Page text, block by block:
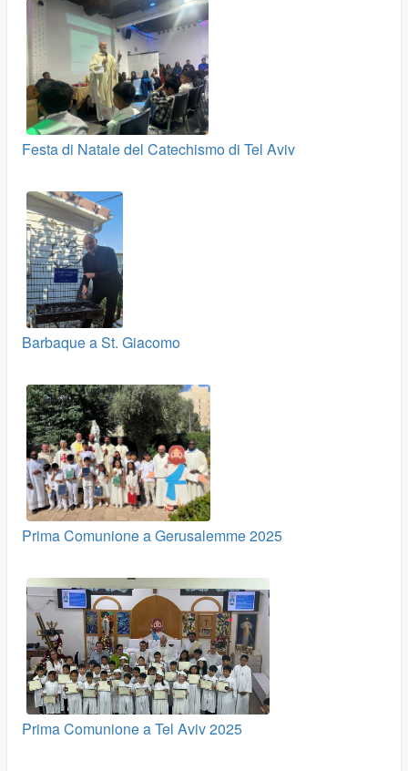
Festa di Natale del Catechismo di Tel Aviv
Barbaque a St. Giacomo
Prima Comunione a Gerusalemme 2025
Prima Comunione a Tel Aviv 2025